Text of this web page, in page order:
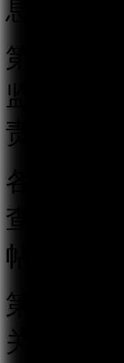
息的服务
第三条
监督管理
责本行政
各级互联
查相结合
帖评论服
第四条
关的跟帖